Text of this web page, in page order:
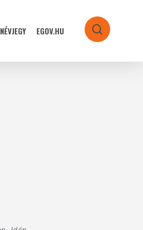
NÉVJEGY EGOV.HU search